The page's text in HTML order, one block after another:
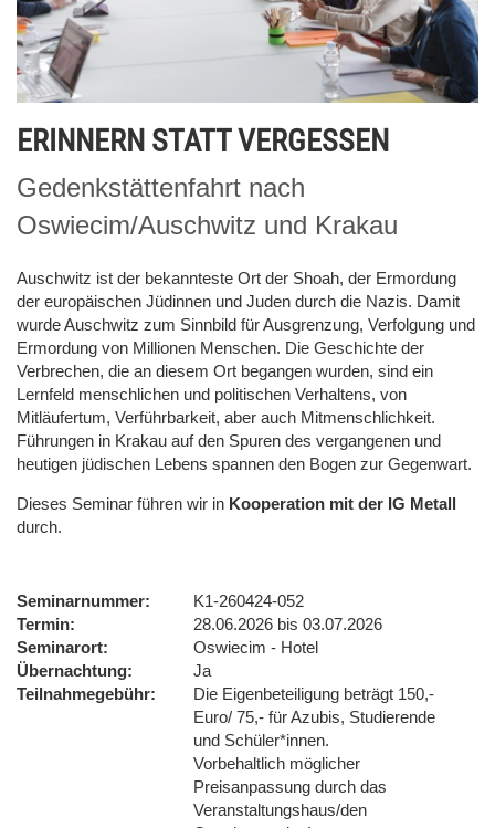
ERINNERN STATT VERGESSEN
Gedenkstättenfahrt nach
Oswiecim/Auschwitz und Krakau
Auschwitz ist der bekannteste Ort der Shoah, der Ermordung
der europäischen Jüdinnen und Juden durch die Nazis. Damit
wurde Auschwitz zum Sinnbild für Ausgrenzung, Verfolgung und
Ermordung von Millionen Menschen. Die Geschichte der
Verbrechen, die an diesem Ort begangen wurden, sind ein
Lernfeld menschlichen und politischen Verhaltens, von
Mitläufertum, Verführbarkeit, aber auch Mitmenschlichkeit.
Führungen in Krakau auf den Spuren des vergangenen und
heutigen jüdischen Lebens spannen den Bogen zur Gegenwart.
Dieses Seminar führen wir in Kooperation mit der IG Metall
durch.
Seminarnummer
K1-260424-052
Termin
28.06.2026 bis 03.07.2026
Seminarort
Oswiecim - Hotel
Übernachtung
Ja
Teilnahmegebühr
Die Eigenbeteiligung beträgt 150,-
Euro/ 75,- für Azubis, Studierende
und Schüler*innen.
Vorbehaltlich möglicher
Preisanpassung durch das
Veranstaltungshaus/den